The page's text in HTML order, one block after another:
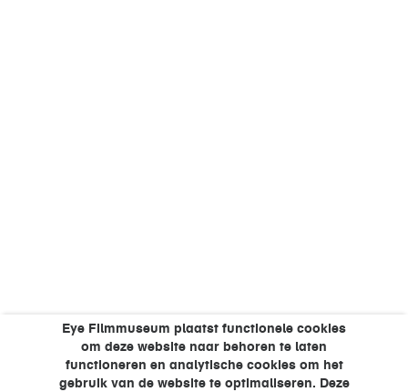
Eye Filmmuseum plaatst functionele cookies
om deze website naar behoren te laten
functioneren en analytische cookies om het
gebruik van de website te optimaliseren. Deze